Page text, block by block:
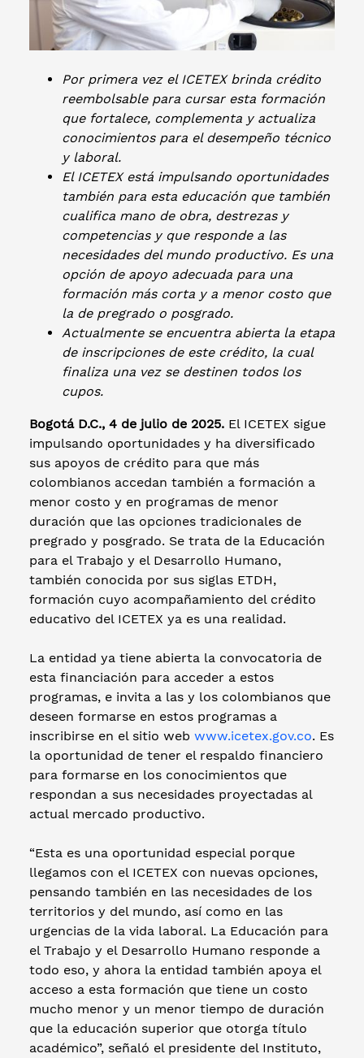
Por primera vez el ICETEX brinda crédito
reembolsable para cursar esta formación
que fortalece, complementa y actualiza
conocimientos para el desempeño técnico
y laboral.
El ICETEX está impulsando oportunidades
también para esta educación que también
cualifica mano de obra, destrezas y
competencias y que responde a las
necesidades del mundo productivo. Es una
opción de apoyo adecuada para una
formación más corta y a menor costo que
la de pregrado o posgrado.
Actualmente se encuentra abierta la etapa
de inscripciones de este crédito, la cual
finaliza una vez se destinen todos los
cupos.
Bogotá D.C., 4 de julio de 2025. El ICETEX sigue
impulsando oportunidades y ha diversificado
sus apoyos de crédito para que más
colombianos accedan también a formación a
menor costo y en programas de menor
duración que las opciones tradicionales de
pregrado y posgrado. Se trata de la Educación
para el Trabajo y el Desarrollo Humano,
también conocida por sus siglas ETDH,
formación cuyo acompañamiento del crédito
educativo del ICETEX ya es una realidad.
La entidad ya tiene abierta la convocatoria de
esta financiación para acceder a estos
programas, e invita a las y los colombianos que
deseen formarse en estos programas a
inscribirse en el sitio web www.icetex.gov.co. Es
la oportunidad de tener el respaldo financiero
para formarse en los conocimientos que
respondan a sus necesidades proyectadas al
actual mercado productivo.
“Esta es una oportunidad especial porque
llegamos con el ICETEX con nuevas opciones,
pensando también en las necesidades de los
territorios y del mundo, así como en las
urgencias de la vida laboral. La Educación para
el Trabajo y el Desarrollo Humano responde a
todo eso, y ahora la entidad también apoya el
acceso a esta formación que tiene un costo
mucho menor y un menor tiempo de duración
que la educación superior que otorga título
académico”, señaló el presidente del Instituto,